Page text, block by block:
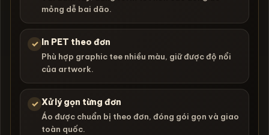
mỏng dễ bai dão.
✓ In PET theo đơn
Phù hợp graphic tee nhiều màu, giữ được độ nổi
của artwork.
✓ Xử lý gọn từng đơn
Áo được chuẩn bị theo đơn, đóng gói gọn và giao
toàn quốc.